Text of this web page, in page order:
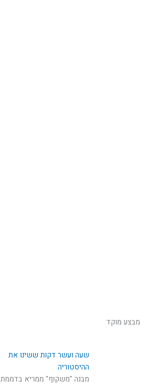
מבצע מוקד
שעה ועשר דקות ששינו את
ההיסטוריה
מבנה "משקוף" ממריא בדממת